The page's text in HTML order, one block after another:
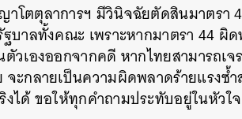
โตตุลาการฯ มีวินิจฉัยตัดสินมาตรา
บาลทั้งคณะ เพราะหากมาตรา 44 ผิ
วเองออกจากคดี หากไทยสามารถเ
กลายเป็นความผิดพลาดร้ายแรงซ้ำ
ได้ ขอให้ทุกคำถามประทับอยู่ในหัวใ
TWEET LINE EMAIL